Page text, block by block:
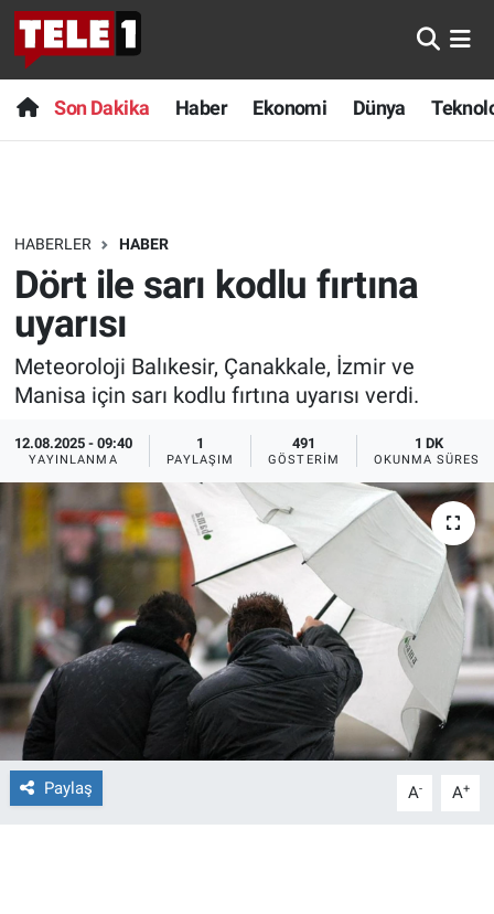
Son Dakika Haber Ekonomi Dünya
HABERLER HABER
Dört ile sarı kodlu fırtına
uyarısı
Meteoroloji Balıkesir, Çanakkale, İzmir ve
Manisa için sarı kodlu fırtına uyarısı verdi.
12.08.2025 - 09:40
YAYINLANMA
1
PAYLAŞIM
491
GÖSTERIM
1 DK
OKUNMA SÜRESI
Paylaş A- A+
Anında Manşet
Başka Sohbetler
Bilim turu
Doğa Konuşuyor
Ege Saati
Ege'den Esintiler
Eğitim
Eğlence
Forum
Son Dakika
Haber
Dünya
Sağlık
Yayın Akışı
İletişim
Nöbetçi Eczaneler
Hava Durumu
Trafik Durumu
Tüm Manşetler
Haber Arşivi